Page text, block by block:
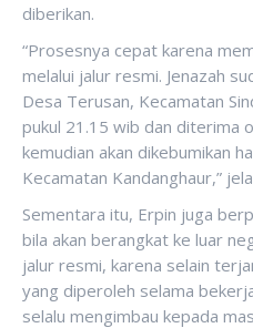
diberikan.
“Prosesnya cepat karena
melalui jalur resmi. Jenazah
Desa Terusan, Kecamatan
pukul 21.15 wib dan diterima
kemudian akan dikebumikan
Kecamatan Kandanghaur,”
Sementara itu, Erpin juga
bila akan berangkat ke luar
jalur resmi, karena selain
yang diperoleh selama
selalu mengimbau kepada